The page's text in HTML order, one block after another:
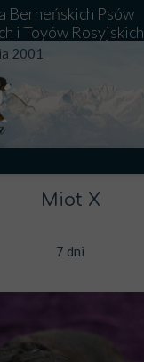
7 dni
Miot X
2001
Berneńskich Psów
i Toyów Rosyjskich